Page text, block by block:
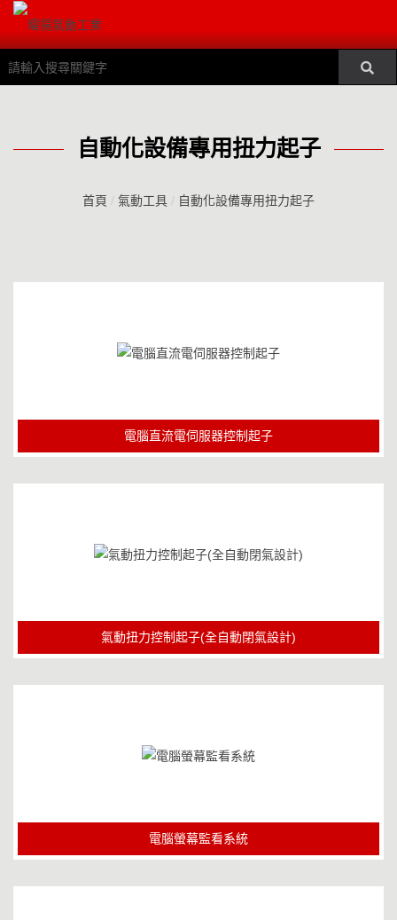
自動化設備專用扭力起子
首頁 / 氣動工具 / 自動化設備專用扭力起子
電腦直流電伺服器控制起子
氣動扭力控制起子(全自動閉氣設計)
電腦螢幕監看系統